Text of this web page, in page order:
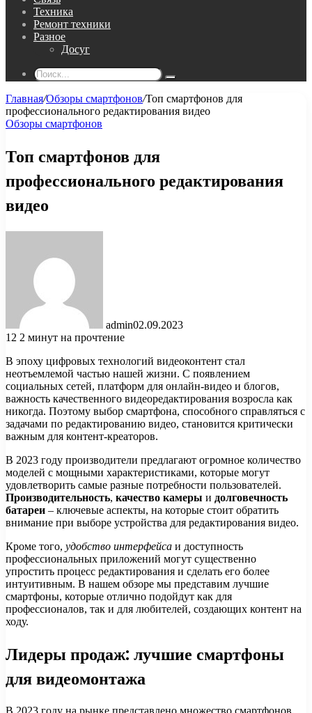
Техника
Ремонт техники
Разное
Досуг
Поиск...
Главная/Обзоры смартфонов/Топ смартфонов для
профессионального редактирования видео
Обзоры смартфонов
Топ смартфонов для
профессионального редактирования
видео
admin02.09.2023
12 2 минут на прочтение
В эпоху цифровых технологий видеоконтент стал
неотъемлемой частью нашей жизни. С появлением
социальных сетей, платформ для онлайн-видео и блогов,
важность качественного видеоредактирования возросла как
никогда. Поэтому выбор смартфона, способного справляться с
задачами по редактированию видео, становится критически
важным для контент-креаторов.
В 2023 году производители предлагают огромное количество
моделей с мощными характеристиками, которые могут
удовлетворить самые разные потребности пользователей.
Производительность, качество камеры и долговечность
батареи – ключевые аспекты, на которые стоит обратить
внимание при выборе устройства для редактирования видео.
Кроме того, удобство интерфейса и доступность
профессиональных приложений могут существенно
упростить процесс редактирования и сделать его более
интуитивным. В нашем обзоре мы представим лучшие
смартфоны, которые отлично подойдут как для
профессионалов, так и для любителей, создающих контент на
ходу.
Лидеры продаж: лучшие смартфоны
для видеомонтажа
В 2023 году на рынке представлено множество смартфонов,